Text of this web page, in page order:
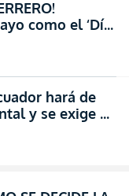
SE DECIDE LA
TRI? Francisco
lo deportivo